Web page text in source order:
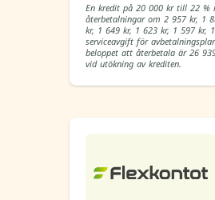
En kredit på 20 000 kr till 22 %
återbetalningar om 2 957 kr, 1
kr, 1 649 kr, 1 623 kr, 1 597 kr,
serviceavgift för
beloppet att återbetala är 26
vid utökning av krediten.